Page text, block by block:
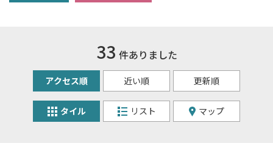
33 件ありました
アクセス順 近い順 更新順
タイル リスト マップ